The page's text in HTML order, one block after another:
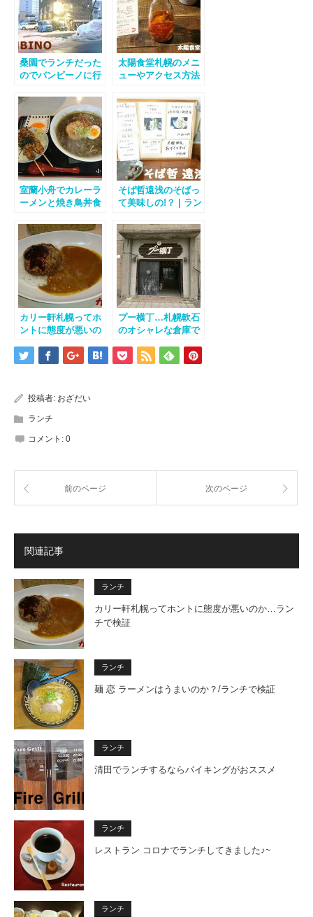
桑園でランチだった
のでバンビーノに行
太陽食堂札幌のメニ
ューやアクセス方法
室蘭小舟でカレーラ
ーメンと焼き鳥丼食
そば哲遠浅のそばっ
て美味しの!？ | ラン
カリー軒札幌ってホ
ントに態度が悪いの
プー横丁…札幌軟石
のオシャレな倉庫で
た！
投稿者: おざだい
ランチ
コメント: 0
前のページ 次のページ
関連記事
ランチ
カリー軒札幌ってホントに態度が悪いのか…ラン
チで検証
ランチ
麺 恋 ラーメンはうまいのか？/ランチで検証
ランチ
清田でランチするならバイキングがおススメ
ランチ
レストラン コロナでランチしてきました♪~
ランチ